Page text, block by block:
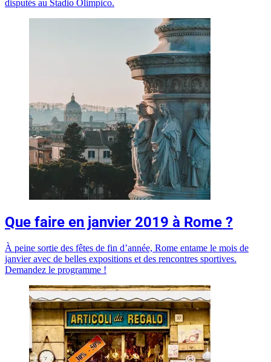
disputés au Stadio Olimpico.
Que faire en janvier 2019 à Rome ?
À peine sortie des fêtes de fin d’année, Rome entame le mois de
janvier avec de belles expositions et des rencontres sportives.
Demandez le programme !